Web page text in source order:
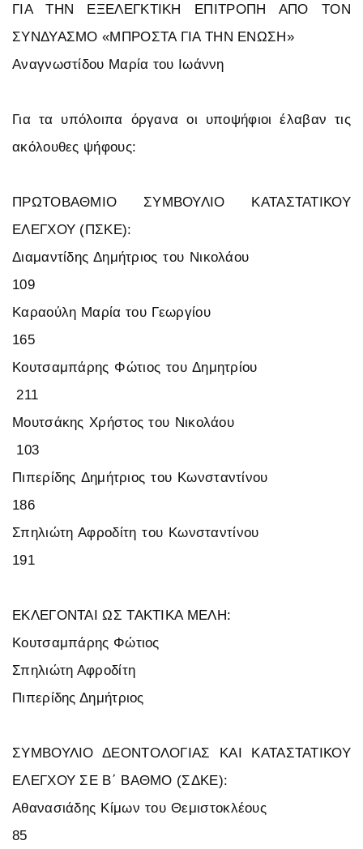
ΓΙΑ ΤΗΝ ΕΞΕΛΕΓΚΤΙΚΗ ΕΠΙΤΡΟΠΗ ΑΠΟ ΤΟΝ
ΣΥΝΔΥΑΣΜΟ «ΜΠΡΟΣΤΑ ΓΙΑ ΤΗΝ ΕΝΩΣΗ»
Αναγνωστίδου Μαρία του Ιωάννη
Για τα υπόλοιπα όργανα οι υποψήφιοι έλαβαν τις
ακόλουθες ψήφους:
ΠΡΩΤΟΒΑΘΜΙΟ ΣΥΜΒΟΥΛΙΟ ΚΑΤΑΣΤΑΤΙΚΟΥ
ΕΛΕΓΧΟΥ (ΠΣΚΕ):
Διαμαντίδης Δημήτριος του Νικολάου
109
Καραούλη Μαρία του Γεωργίου
165
Κουτσαμπάρης Φώτιος του Δημητρίου
211
Μουτσάκης Χρήστος του Νικολάου
103
Πιπερίδης Δημήτριος του Κωνσταντίνου
186
Σπηλιώτη Αφροδίτη του Κωνσταντίνου
191
ΕΚΛΕΓΟΝΤΑΙ ΩΣ ΤΑΚΤΙΚΑ ΜΕΛΗ:
Κουτσαμπάρης Φώτιος
Σπηλιώτη Αφροδίτη
Πιπερίδης Δημήτριος
ΣΥΜΒΟΥΛΙΟ ΔΕΟΝΤΟΛΟΓΙΑΣ ΚΑΙ ΚΑΤΑΣΤΑΤΙΚΟΥ
ΕΛΕΓΧΟΥ ΣΕ Β΄ ΒΑΘΜΟ (ΣΔΚΕ):
Αθανασιάδης Κίμων του Θεμιστοκλέους
85